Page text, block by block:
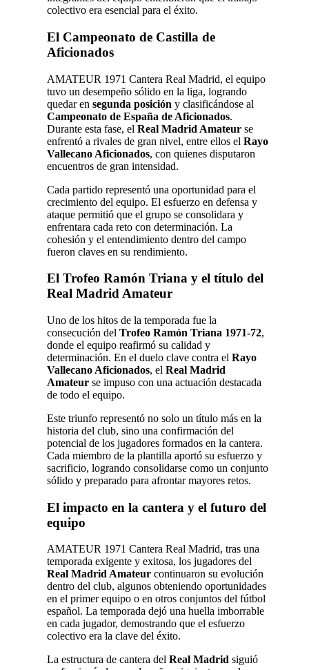
colectivo era esencial para el éxito.
El Campeonato de Castilla de
Aficionados
AMATEUR 1971 Cantera Real Madrid, el equipo
tuvo un desempeño sólido en la liga, logrando
quedar en segunda posición y clasificándose al
Campeonato de España de Aficionados.
Durante esta fase, el Real Madrid Amateur se
enfrentó a rivales de gran nivel, entre ellos el Rayo
Vallecano Aficionados, con quienes disputaron
encuentros de gran intensidad.
Cada partido representó una oportunidad para el
crecimiento del equipo. El esfuerzo en defensa y
ataque permitió que el grupo se consolidara y
enfrentara cada reto con determinación. La
cohesión y el entendimiento dentro del campo
fueron claves en su rendimiento.
El Trofeo Ramón Triana y el título del
Real Madrid Amateur
Uno de los hitos de la temporada fue la
consecución del Trofeo Ramón Triana 1971-72,
donde el equipo reafirmó su calidad y
determinación. En el duelo clave contra el Rayo
Vallecano Aficionados, el Real Madrid
Amateur se impuso con una actuación destacada
de todo el equipo.
Este triunfo representó no solo un título más en la
historia del club, sino una confirmación del
potencial de los jugadores formados en la cantera.
Cada miembro de la plantilla aportó su esfuerzo y
sacrificio, logrando consolidarse como un conjunto
sólido y preparado para afrontar mayores retos.
El impacto en la cantera y el futuro del
equipo
AMATEUR 1971 Cantera Real Madrid, tras una
temporada exigente y exitosa, los jugadores del
Real Madrid Amateur continuaron su evolución
dentro del club, algunos obteniendo oportunidades
en el primer equipo o en otros conjuntos del fútbol
español. La temporada dejó una huella imborrable
en cada jugador, demostrando que el esfuerzo
colectivo era la clave del éxito.
La estructura de cantera del Real Madrid siguió